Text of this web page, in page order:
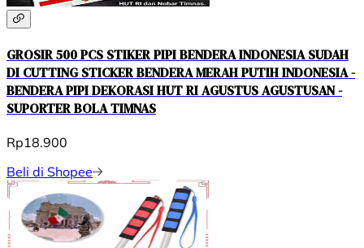
GROSIR 500 PCS STIKER PIPI BENDERA INDONESIA SUDAH
DI CUTTING STICKER BENDERA MERAH PUTIH INDONESIA -
BENDERA PIPI DEKORASI HUT RI AGUSTUS AGUSTUSAN -
SUPORTER BOLA TIMNAS
Rp18.900
Beli di Shopee